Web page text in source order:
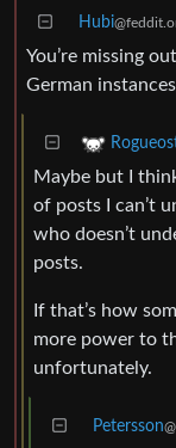
Hubi
You’re missing
German
Maybe but I
of posts I can’t
who doesn’t
posts.
If that’s how
more power to
unfortunately.
Petersson